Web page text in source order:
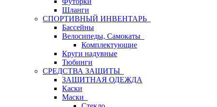
Шланги
СПОРТИВНЫЙ ИНВЕНТАРЬ
Бассейны
Велосипеды, Самокаты
Комплектующие
Круги надувные
Тюбинги
СРЕДСТВА ЗАЩИТЫ
ЗАЩИТНАЯ ОДЕЖДА
Каски
Маски